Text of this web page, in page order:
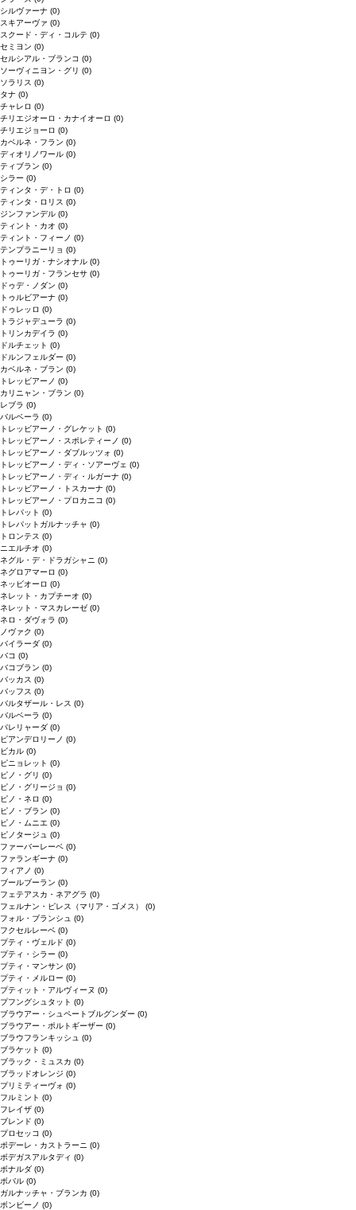
シルヴァーナ (0)
スキアーヴァ (0)
スクード・ディ・コルテ (0)
セミヨン (0)
セルシアル・ブランコ (0)
ソーヴィニヨン・グリ (0)
ソラリス (0)
タナ (0)
チャレロ (0)
チリエジオーロ・カナイオーロ (0)
チリエジョーロ (0)
カベルネ・フラン (0)
ディオリノワール (0)
ティブラン (0)
シラー (0)
ティンタ・デ・トロ (0)
ティンタ・ロリス (0)
ジンファンデル (0)
ティント・カオ (0)
ティント・フィーノ (0)
テンプラニーリョ (0)
トゥーリガ・ナシオナル (0)
トゥーリガ・フランセサ (0)
ドゥデ・ノダン (0)
トゥルビアーナ (0)
ドゥレッロ (0)
トラジャデューラ (0)
トリンカデイラ (0)
ドルチェット (0)
ドルンフェルダー (0)
カベルネ・ブラン (0)
トレッビアーノ (0)
カリニャン・ブラン (0)
レブラ (0)
バルベーラ (0)
トレッビアーノ・グレケット (0)
トレッビアーノ・スポレティーノ (0)
トレッビアーノ・ダブルッツォ (0)
トレッビアーノ・ディ・ソアーヴェ (0)
トレッビアーノ・ディ・ルガーナ (0)
トレッビアーノ・トスカーナ (0)
トレッビアーノ・プロカニコ (0)
トレパット (0)
トレパットガルナッチャ (0)
トロンテス (0)
ニエルチオ (0)
ネグル・デ・ドラガシャニ (0)
ネグロアマーロ (0)
ネッビオーロ (0)
ネレット・カプチーオ (0)
ネレット・マスカレーゼ (0)
ネロ・ダヴォラ (0)
ノヴァク (0)
バイラーダ (0)
バコ (0)
バコブラン (0)
バッカス (0)
バッフス (0)
バルタザール・レス (0)
バルベーラ (0)
パレリャーダ (0)
ピアンデロリーノ (0)
ビカル (0)
ピニョレット (0)
ピノ・グリ (0)
ピノ・グリージョ (0)
ピノ・ネロ (0)
ピノ・ブラン (0)
ピノ・ムニエ (0)
ピノタージュ (0)
ファーバーレーベ (0)
ファランギーナ (0)
フィアノ (0)
ブールブーラン (0)
フェテアスカ・ネアグラ (0)
フェルナン・ピレス（マリア・ゴメス） (0)
フォル・ブランシュ (0)
フクセルレーベ (0)
プティ・ヴェルド (0)
プティ・シラー (0)
プティ・マンサン (0)
プティ・メルロー (0)
プティット・アルヴィーヌ (0)
プフングシュタット (0)
ブラウアー・シュペートブルグンダー (0)
ブラウアー・ポルトギーザー (0)
ブラウフランキッシュ (0)
ブラケット (0)
ブラック・ミュスカ (0)
ブラッドオレンジ (0)
プリミティーヴォ (0)
フルミント (0)
フレイザ (0)
ブレンド (0)
プロセッコ (0)
ポデーレ・カストラーニ (0)
ボデガスアルタディ (0)
ボナルダ (0)
ボバル (0)
ガルナッチャ・ブランカ (0)
ボンビーノ (0)